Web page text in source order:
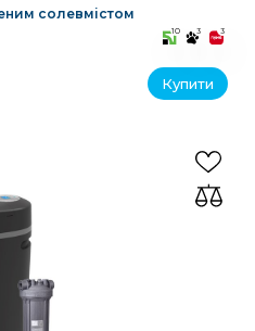
солевмістом
10 3 3
Купити